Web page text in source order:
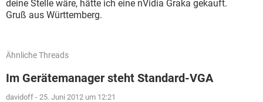
deine Stelle wäre, hätte ich eine nVidia Graka gekauft.
Gruß aus Württemberg.
Ähnliche Threads
Im Gerätemanager steht Standard-VGA
davidoff - 25. Juni 2012 um 12:21